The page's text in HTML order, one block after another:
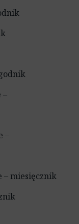
–
–
– miesięcznik